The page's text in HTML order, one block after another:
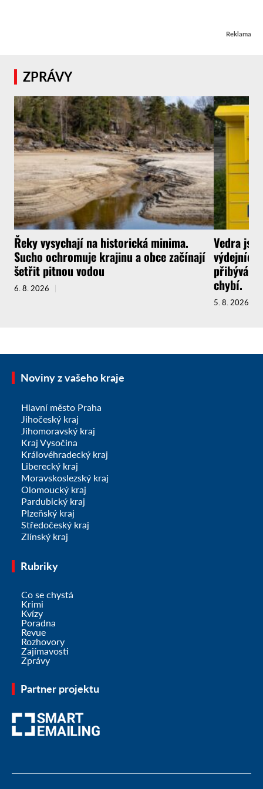
Reklama
ZPRÁVY
Řeky vysychají na historická minima.
Sucho ochromuje krajinu a obce začínají
šetřit pitnou vodou
6. 8. 2026
Vedra
výdejních
přibývá a
chybí.
5. 8. 2026
Noviny z vašeho kraje
Hlavní město Praha
Jihočeský kraj
Jihomoravský kraj
Kraj Vysočina
Královéhradecký kraj
Liberecký kraj
Moravskoslezský kraj
Olomoucký kraj
Pardubický kraj
Plzeňský kraj
Středočeský kraj
Zlínský kraj
Rubriky
Co se chystá
Krimi
Kvízy
Poradna
Revue
Rozhovory
Zajímavosti
Zprávy
Partner projektu